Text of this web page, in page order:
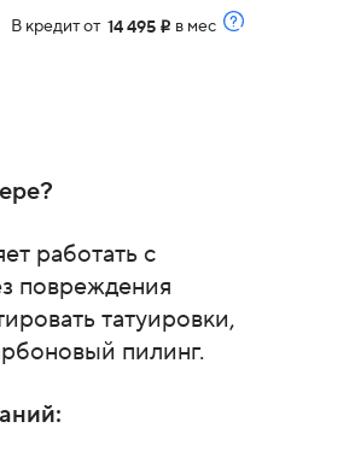
В кредит от 14 495 i в мес
работать с
повреждения
татуировки,
пилинг.